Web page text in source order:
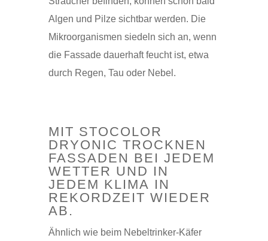
Algen und Pilze sichtbar werden. Die
Mikroorganismen siedeln sich an, wenn
die Fassade dauerhaft feucht ist, etwa
durch Regen, Tau oder Nebel.
MIT STOCOLOR
DRYONIC TROCKNEN
FASSADEN BEI JEDEM
WETTER UND IN
JEDEM KLIMA IN
REKORDZEIT WIEDER
AB.
Ähnlich wie beim Nebeltrinker-Käfer